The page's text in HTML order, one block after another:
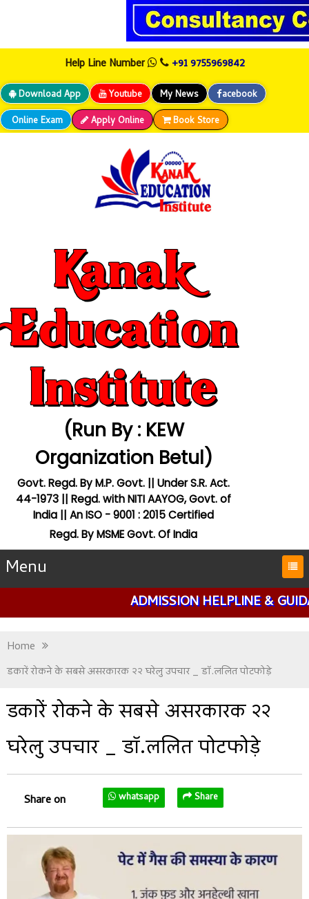
Help Line Number +91 9755969842
Download App Youtube My News
acebook
Online Exam
Apply Online Book Store
Kanak
Education
Institute
(Run By : KEW
Organization Betul)
Govt. Regd. By M.P. Govt. || Under S.R. Act.
44-1973 || Regd. with NITI AAYOG, Govt. of
India ||An ISO - 9001 : 2015 Certified
Regd. By MSME Govt. Of India
Menu
ADMISSION HELPLINE &
Home
डकारें रोकने के सबसे असरकारक २२ घरेलु उपचार _ डॉ.ललित पोटफोड़े
डकारें रोकने के सबसे असरकारक २२
घरेलु उपचार _ डॉ.ललित पोटफोड़े
Share on whatsapp Share